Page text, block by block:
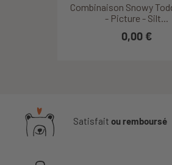
Combinaison Snowy
- Picture - Silt...
0,00 €
Satisfait ou remboursé